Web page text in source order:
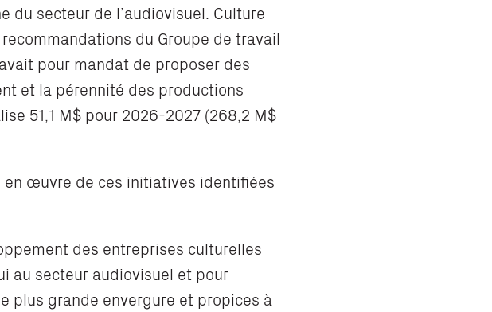
du secteur de l’audiovisuel. Culture
du Groupe de travail
pour mandat de proposer des
et la pérennité des productions
51,1 M$ pour 2026-2027 (268,2 M$
œuvre de ces initiatives identifiées
des entreprises culturelles
au secteur audiovisuel et pour
plus grande envergure et propices à